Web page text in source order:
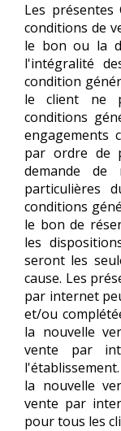
Les présentes
conditions de
le bon ou la
l'intégralité
condition
le client ne
conditions
engagements
par ordre de
demande de
particulières
conditions
le bon de
les
seront les
cause. Les
par internet
et/ou
la nouvelle
vente par
la nouvelle
vente par
pour tous les